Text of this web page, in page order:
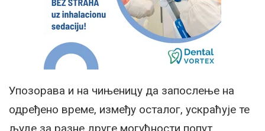
Упозорава и на чињеницу да запослење на
одређено време, између осталог, ускраћује те